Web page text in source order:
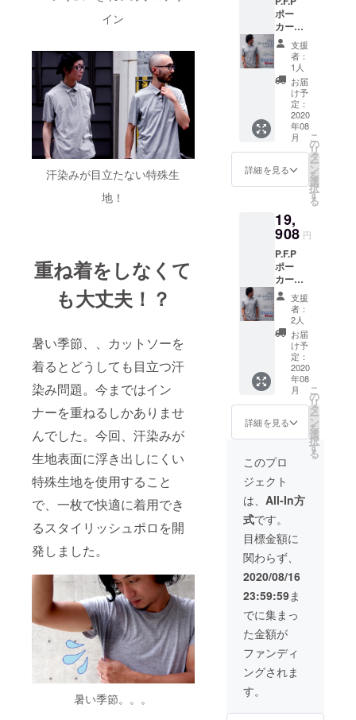
イン
汗染みが目立たない特殊生
地！
重ね着をしなくて
も大丈夫！？
暑い季節、、カットソーを
着るとどうしても目立つ汗
染み問題。今まではイン
ナーを重ねるしかありませ
んでした。今回、汗染みが
生地表面に浮き出しにくい
特殊生地を使用すること
で、一枚で快適に着用でき
るスタイリッシュポロを開
発しました。
暑い季節。。。
ポー
カー
フェイ
スポロ
×2枚
¥10902
(1枚
¥5451)
想定価
格計
¥15800
(税込)よ
り
31％OF
月中旬
～下旬
2枚中の
カ
ラー・
サイズ
を変え
られる
場合は
備考欄
にご記
入お願
い致し
ます。
選べる
カ
ラー：
カー
イ
ビー・
ブラッ
ク 選べ
るサイ
ズ： サ
イズ
00、サ
01、サ
イズ
02、サ
イズ
03、サ
イズ
04、サ
支援
者：
1人
お届
け予
定：
2020
年08
月
詳細を見る
こ
の
リ
タ
ー
ン
を
選
択
す
る
19,
908 円
P.F.P
ポー
カー
フェイ
スポロ
×4枚
¥19908
(1枚
¥4977)
想定価
格計
¥31600
(税込)よ
り
37％OF
予定：8
月中旬
～下旬
4枚中の
カ
ラー・
サイズ
を変え
られる
場合は
備考欄
にご記
入お願
い致し
ます。
選べる
カ
ラー：
カー
支援
者：
2人
お届
け予
定：
2020
年08
月
詳細を見る
こ
の
リ
タ
ー
ン
を
選
択
す
る
このプロ
ジェクト
は、 All-In方
式です。
目標金額に
関わらず、
2020/08/16
23:59:59ま
でに集まっ
た金額が
ファンディ
ングされま
す。